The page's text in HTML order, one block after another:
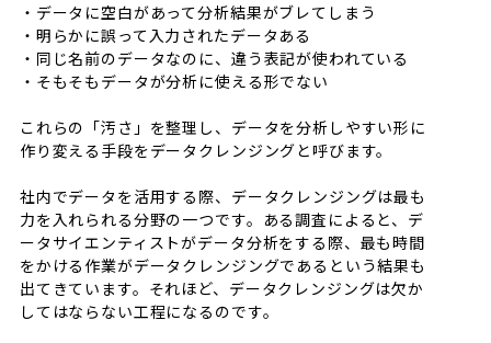
・データに空白があって分析結果がブレてしまう
・明らかに誤って入力されたデータある
・同じ名前のデータなのに、違う表記が使われている
・そもそもデータが分析に使える形でない
これらの「汚さ」を整理し、データを分析しやすい形に
作り変える手段をデータクレンジングと呼びます。
社内でデータを活用する際、データクレンジングは最も
力を入れられる分野の一つです。ある調査によると、デ
ータサイエンティストがデータ分析をする際、最も時間
をかける作業がデータクレンジングであるという結果も
出てきています。それほど、データクレンジングは欠か
してはならない工程になるのです。